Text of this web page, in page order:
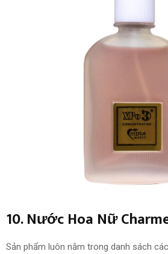
10. Nước Hoa Nữ
Sản phẩm luôn nằm trong danh sách